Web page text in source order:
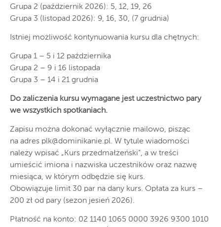
Grupa 2 (październik 2026): 5, 12, 19, 26
Grupa 3 (listopad 2026): 9, 16, 30, (7 grudnia)
Istniej możliwość kontynuowania kursu dla chętnych:
Grupa 1 – 5 i 12 października
Grupa 2 – 9 i 16 listopada
Grupa 3 – 14 i 21 grudnia
Do zaliczenia kursu wymagane jest uczestnictwo pary
we wszystkich spotkaniach.
Zapisu można dokonać wyłącznie mailowo, pisząc
na adres plk@dominikanie.pl. W tytule wiadomości
należy wpisać „Kurs przedmałżeński”, a w treści
umieścić imiona i nazwiska uczestników oraz nazwę
miesiąca, w którym odbędzie się kurs.
Obowiązuje limit 30 par na dany kurs. Opłata za kurs –
200 zł od pary (sezon jesień 2026).
Płatność na konto: 02 1140 1065 0000 3926 9300 1010